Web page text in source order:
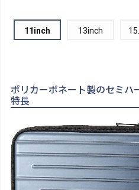
11inch 13inch
ポリカーボネート製のセミハ
特長